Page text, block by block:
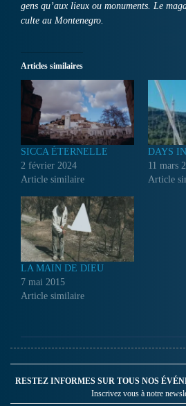
gens qu’aux lieux ou monuments. Le
culte au Montenegro.
Articles similaires
SICCA ÉTERNELLE
2 février 2024
Article similaire
DAYS
11 mars
Article
LA MAIN DE DIEU
7 mai 2015
Article similaire
RESTEZ INFORMES SUR TOUS NOS
Inscrivez vous à notre